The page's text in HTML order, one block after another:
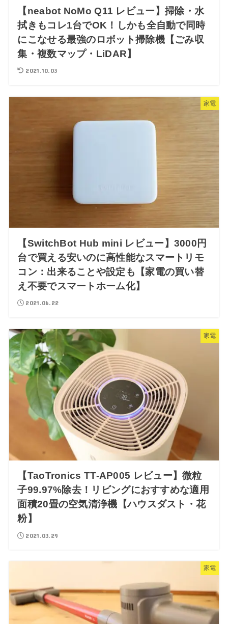
【neabot NoMo Q11 レビュー】掃除・水
拭きもコレ1台でOK！しかも全自動で同時
にこなせる最強のロボット掃除機【ごみ収
集・複数マップ・LiDAR】
2021.10.03
家電
【SwitchBot Hub mini レビュー】3000円
台で買える安いのに高性能なスマートリモ
コン：出来ることや設定も【家電の買い替
え不要でスマートホーム化】
2021.06.22
家電
【TaoTronics TT-AP005 レビュー】微粒
子99.97%除去！リビングにおすすめな適用
面積20畳の空気清浄機【ハウスダスト・花
粉】
2021.03.29
家電